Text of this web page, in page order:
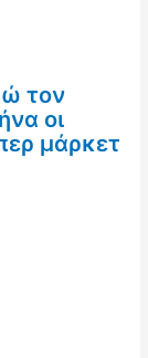
τον
οι
μάρκετ